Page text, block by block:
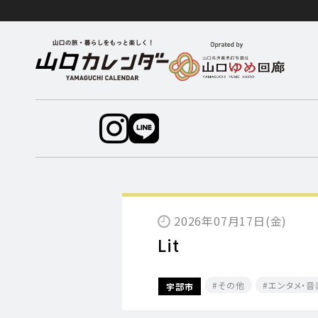
2026年07月17日(金)
Lit
宇部市 その他 エンタメ・音